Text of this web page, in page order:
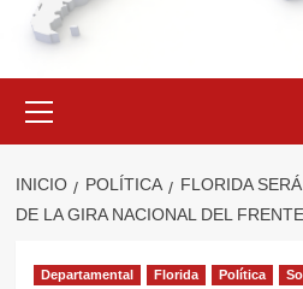
primario
INICIO POLÍTICA
FLORIDA
DE LA GIRA NACIONAL DEL
Departamental Florida Política